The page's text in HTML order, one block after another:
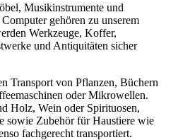
Musikinstrumente und
gehören zu unserem
Werkzeuge, Koffer,
und Antiquitäten sicher
Transport von Pflanzen, Büchern
oder Mikrowellen.
Holz, Wein oder Spirituosen,
sowie Zubehör für Haustiere wie
fachgerecht transportiert.